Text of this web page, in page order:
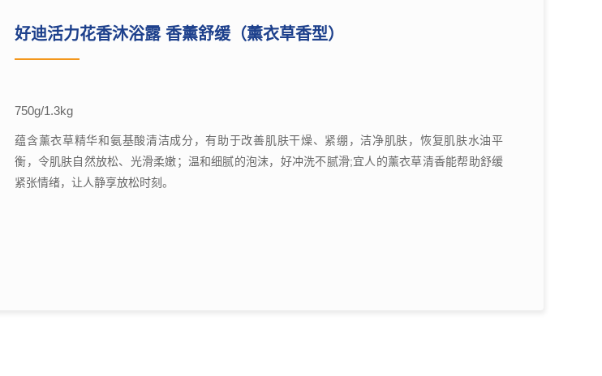
好迪活力花香沐浴露 香薰舒缓（薰衣草香型）
750g/1.3kg
蕴含薰衣草精华和氨基酸清洁成分，有助于改善肌肤干燥、紧绷，洁净肌肤，恢复肌肤水油平
衡，令肌肤自然放松、光滑柔嫩；温和细腻的泡沫，好冲洗不腻滑;宜人的薰衣草清香能帮助舒缓
紧张情绪，让人静享放松时刻。